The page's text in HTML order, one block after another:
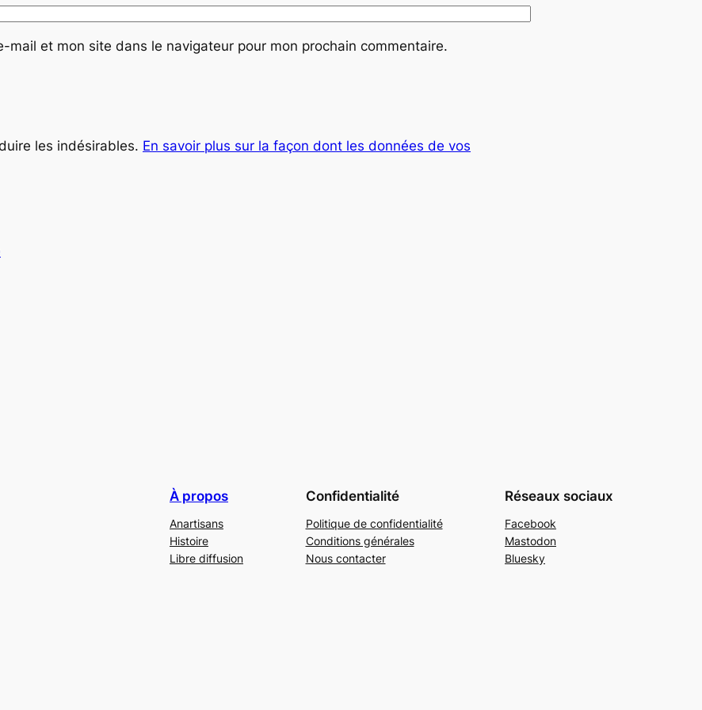
mail et mon site dans le navigateur pour mon prochain commentaire.
les indésirables. En savoir plus sur la façon dont les données de vos
À propos
Anartisans
Histoire
Libre diffusion
Confidentialité
Politique de confidentialité
Conditions générales
Nous contacter
Réseaux sociaux
Facebook
Mastodon
Bluesky